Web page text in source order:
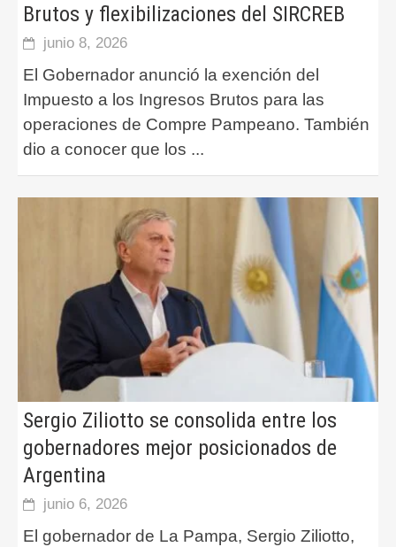
Brutos y flexibilizaciones del SIRCREB
junio 8, 2026
El Gobernador anunció la exención del
Impuesto a los Ingresos Brutos para las
operaciones de Compre Pampeano. También
dio a conocer que los ...
Sergio Ziliotto se consolida entre los
gobernadores mejor posicionados de
Argentina
junio 6, 2026
El gobernador de La Pampa, Sergio Ziliotto,